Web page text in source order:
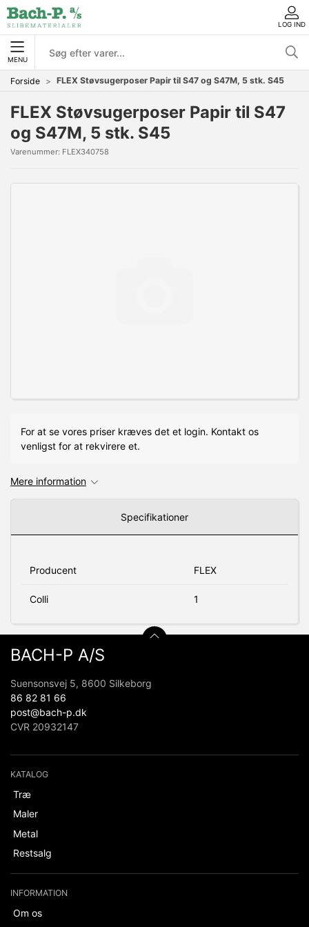
LOG IND
MENU
Forside FLEX Støvsugerposer Papir til S47 og S47M, 5 stk. S45
FLEX Støvsugerposer Papir til S47
og S47M, 5 stk. S45
Varenummer: FLEX340758
For at se vores priser kræves det et login. Kontakt os
venligst for at rekvirere et.
Mere information
Specifikationer
Producent FLEX
Colli 1
BACH-P A/S
Suensonsvej 5, 8600 Silkeborg
86 82 81 66
post@bach-p.dk
CVR 20932147
KATALOG
Træ
Maler
Metal
Restsalg
INFORMATION
Om os